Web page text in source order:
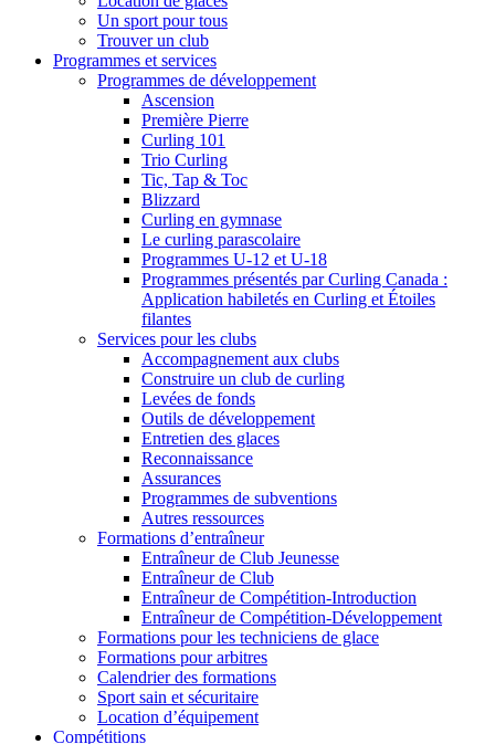
Un sport pour tous
Trouver un club
Programmes et services
Programmes de développement
Ascension
Première Pierre
Curling 101
Trio Curling
Tic, Tap & Toc
Blizzard
Curling en gymnase
Le curling parascolaire
Programmes U-12 et U-18
Programmes présentés par Curling Canada :
Application habiletés en Curling et Étoiles
filantes
Services pour les clubs
Accompagnement aux clubs
Construire un club de curling
Levées de fonds
Outils de développement
Entretien des glaces
Reconnaissance
Assurances
Programmes de subventions
Autres ressources
Formations d’entraîneur
Entraîneur de Club Jeunesse
Entraîneur de Club
Entraîneur de Compétition-Introduction
Entraîneur de Compétition-Développement
Formations pour les techniciens de glace
Formations pour arbitres
Calendrier des formations
Sport sain et sécuritaire
Location d’équipement
Compétitions